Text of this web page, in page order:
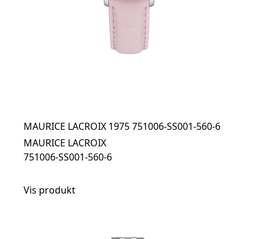
MAURICE LACROIX 1975 751006-SS001-560-6
MAURICE LACROIX
751006-SS001-560-6
Vis produkt